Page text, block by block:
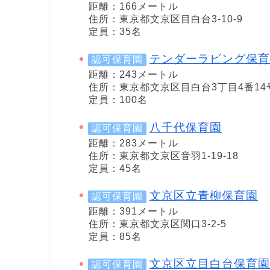
距離：166メートル
住所：東京都文京区目白台3-10-9
定員：35名
認可保育園 テンダーラビング保
距離：243メートル
住所：東京都文京区目白台3丁目4番14
定員：100名
認可保育園 八千代保育園
距離：283メートル
住所：東京都文京区音羽1-19-18
定員：45名
認可保育園 文京区立青柳保育園
距離：391メートル
住所：東京都文京区関口3-2-5
定員：85名
認可保育園 文京区立目白台保育園